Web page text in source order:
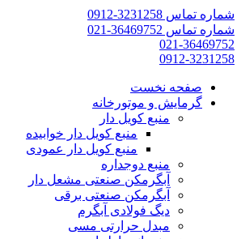
شماره تماس 3231258-0912
شماره تماس 36469752-021
021-36469752
0912-3231258
صفحه نخست
گرمایش و موتورخانه
منبع کویل دار
منبع کویل دار خوابیده
منبع کویل دار عمودی
منبع دوجداره
آبگرمکن صنعتی مشعل دار
آبگرمکن صنعتی برقی
دیگ فولادی آبگرم
مبدل حرارتی مسی